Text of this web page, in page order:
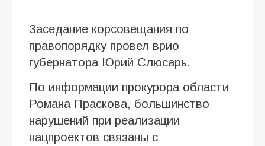
Заседание корсовещания по
правопорядку провел врио
губернатора Юрий Слюсарь.
По информации прокурора области
Романа Праскова, большинство
нарушений при реализации
нацпроектов связаны с